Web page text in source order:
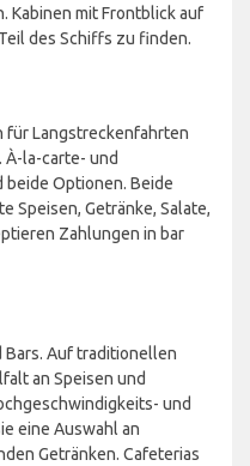
Kabinen mit Frontblick auf
des Schiffs zu finden.
für Langstreckenfahrten
À-la-carte- und
Optionen. Beide
Speisen, Getränke, Salate,
Zahlungen in bar
Bars. Auf traditionellen
an Speisen und
und
eine Auswahl an
Getränken. Cafeterias